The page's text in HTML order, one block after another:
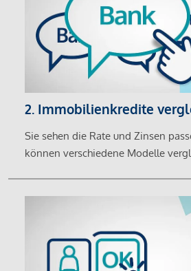
2. Immobilienkredite
Sie sehen die Rate und Zinsen
können verschiedene Modelle